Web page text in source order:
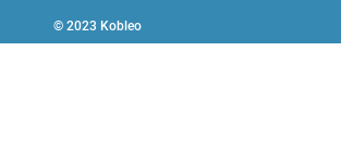
© 2023 Kobleo